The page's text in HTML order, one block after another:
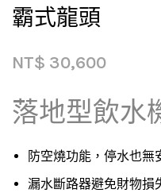
霸式龍頭
NT$ 30,600
落地型飲水
防空燒功能，停水也無
漏水斷路器避免財物損